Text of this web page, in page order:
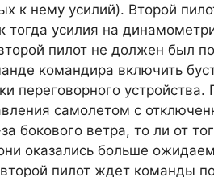
к нему усилий). Второй
тогда усилия на
пилот не должен был
командира включить
переговорного устройства.
самолетом с
бокового ветра, то ли от
оказались больше
пилот ждет команды